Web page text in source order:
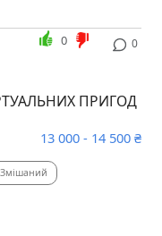
0
0
ПРИГОД
13 000 - 14 500 ₴
Змішаний